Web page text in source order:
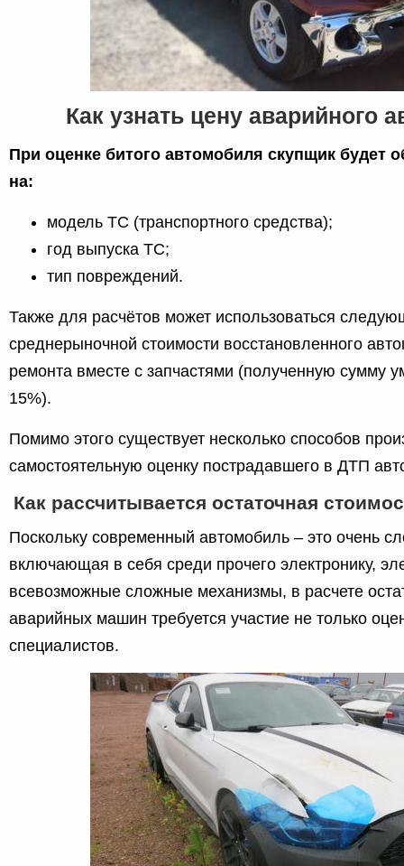
Как узнать цену аварийного
При оценке битого автомобиля скупщик будет
на:
модель ТС (транспортного средства);
год выпуска ТС;
тип повреждений.
Также для расчётов может использоваться
среднерыночной стоимости восстановленного
ремонта вместе с запчастями (полученную сумму
15%).
Помимо этого существует несколько способов
самостоятельную оценку пострадавшего в ДТП
Как рассчитывается остаточная
Поскольку современный автомобиль – это очень
включающая в себя среди прочего электронику,
всевозможные сложные механизмы, в расчете
аварийных машин требуется участие не только
специалистов.